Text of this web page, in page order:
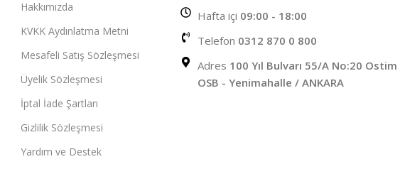
Hakkımızda
KVKK Aydınlatma Metni
Mesafeli Satış Sözleşmesi
Üyelik Sözleşmesi
İptal İade Şartları
Gizlilik Sözleşmesi
Yardım ve Destek
Hafta içi 09:00 - 18:00
Telefon 0312 870 0 800
Adres 100 Yıl Bulvarı 55/A No:20 Ostim
OSB - Yenimahalle / ANKARA